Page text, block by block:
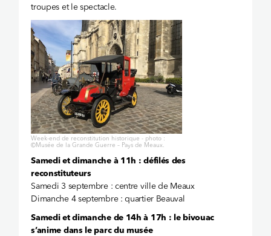
troupes et le spectacle.
Week-end de reconstitution historique - photo :
©Musée de la Grande Guerre – Pays de Meaux.
Samedi et dimanche à 11h : défilés des
reconstituteurs
Samedi 3 septembre : centre ville de Meaux
Dimanche 4 septembre : quartier Beauval
Samedi et dimanche de 14h à 17h : le bivouac
s’anime dans le parc du musée